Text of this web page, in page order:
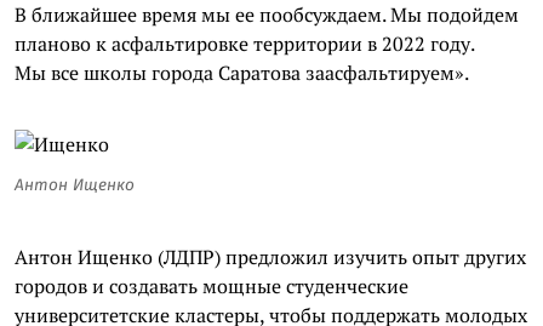
В ближайшее время мы ее пообсуждаем. Мы подойдем
планово к асфальтировке территории в 2022 году.
Мы все школы города Саратова заасфальтируем».
Антон Ищенко
Антон Ищенко (ЛДПР) предложил изучить опыт других
городов и создавать мощные студенческие
университетские кластеры, чтобы поддержать молодых